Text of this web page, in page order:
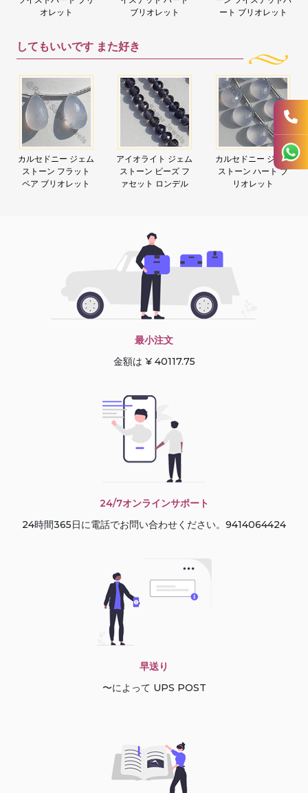
オレット
ブリオレット
ート ブリオレット
してもいいです また好き
カルセドニー ジェム
ストーン フラット
ペア ブリオレット
アイオライト ジェム
ストーン ビーズ フ
ァセット ロンデル
カルセドニー ジェム
ストーン ハート ブ
リオレット
最小注文
金額は ¥ 40117.75
24/7オンラインサポート
24時間365日に電話でお問い合わせください。9414064424
早送り
〜によって UPS POST